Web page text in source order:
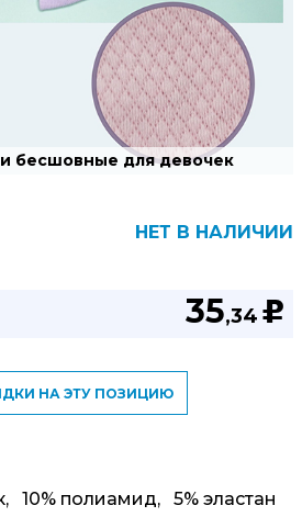
НЕТ В НАЛИЧИИ
35,34 u
НА ЭТУ ПОЗИЦИЮ
10% полиамид, 5% эластан
бесшовные для девочек